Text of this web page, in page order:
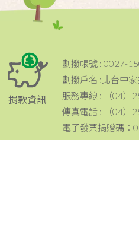
捐款資訊
劃撥帳號 : 0027-
劃撥戶名 :北台中
服務專線 : （04）
傳真電話 : （04）
電子發票捐贈碼：